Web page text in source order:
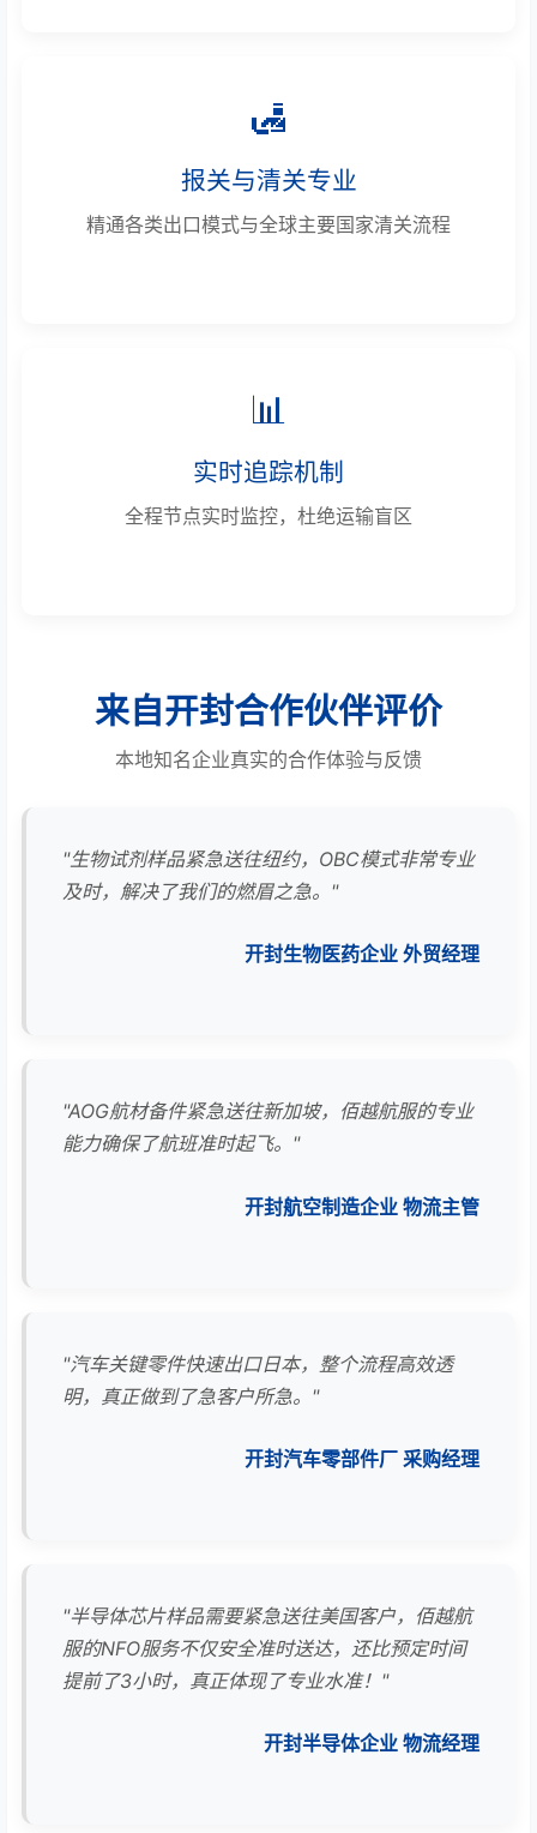
🛃
报关与清关专业
精通各类出口模式与全球主要国家清关流程
📊
实时追踪机制
全程节点实时监控，杜绝运输盲区
来自开封合作伙伴评价
本地知名企业真实的合作体验与反馈
"生物试剂样品紧急送往纽约，OBC模式非常专业
及时，解决了我们的燃眉之急。"
开封生物医药企业 外贸经理
"AOG航材备件紧急送往新加坡，佰越航服的专业
能力确保了航班准时起飞。"
开封航空制造企业 物流主管
"汽车关键零件快速出口日本，整个流程高效透
明，真正做到了急客户所急。"
开封汽车零部件厂 采购经理
"半导体芯片样品需要紧急送往美国客户，佰越航
服的NFO服务不仅安全准时送达，还比预定时间
提前了3小时，真正体现了专业水准！"
开封半导体企业 物流经理